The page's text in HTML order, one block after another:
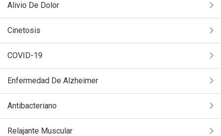
Alivio De Dolor
Cinetosis
COVID-19
Enfermedad De Alzheimer
Antibacteriano
Relajante Muscular